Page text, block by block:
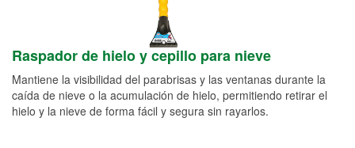
Raspador de hielo y cepillo para nieve
Mantiene la visibilidad del parabrisas y las ventanas durante la
caída de nieve o la acumulación de hielo, permitiendo retirar el
hielo y la nieve de forma fácil y segura sin rayarlos.